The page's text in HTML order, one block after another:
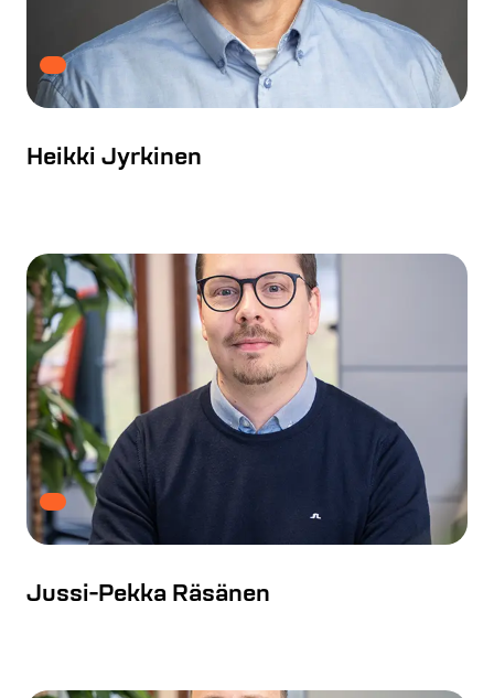
Heikki Jyrkinen
Jussi-Pekka Räsänen